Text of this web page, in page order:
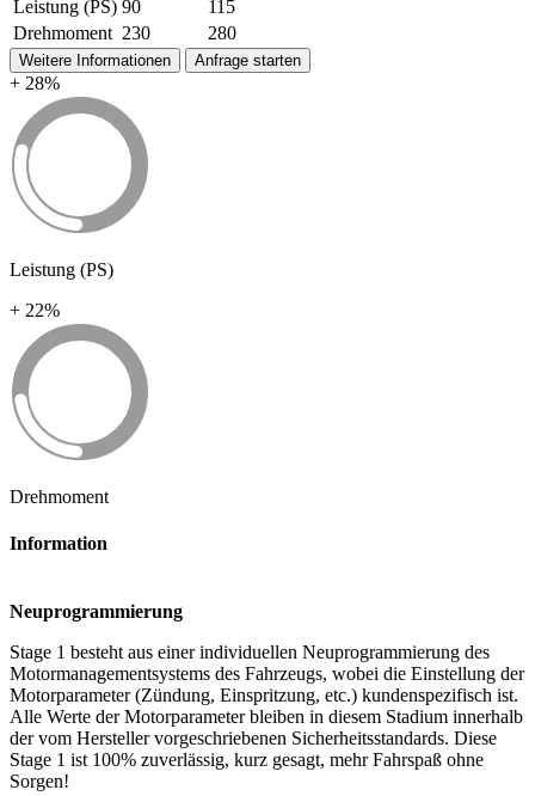
Leistung (PS) 90
115
Drehmoment 230 280
Weitere Informationen Anfrage starten
+ 28%
Leistung (PS)
+ 22%
Drehmoment
Information
Neuprogrammierung
Stage 1 besteht aus einer individuellen Neuprogrammierung des
Motormanagementsystems des Fahrzeugs, wobei die Einstellung der
Motorparameter (Zündung, Einspritzung, etc.) kundenspezifisch ist.
Alle Werte der Motorparameter bleiben in diesem Stadium innerhalb
der vom Hersteller vorgeschriebenen Sicherheitsstandards. Diese
Stage 1 ist 100% zuverlässig, kurz gesagt, mehr Fahrspaß ohne
Sorgen!